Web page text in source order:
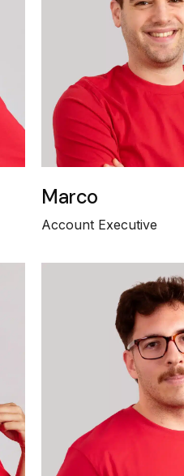
Marco
Account Executive